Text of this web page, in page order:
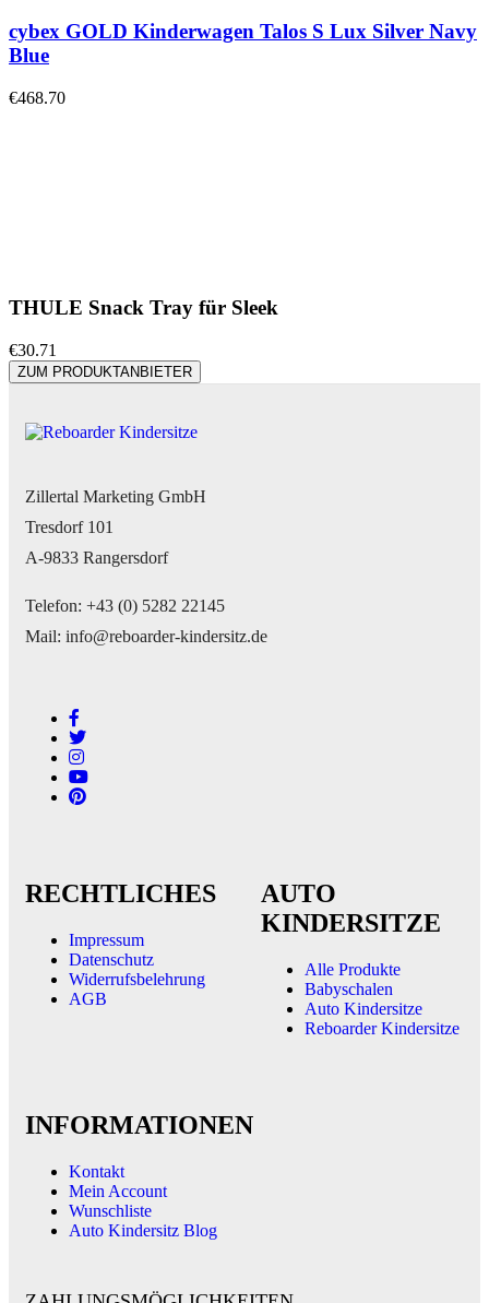
cybex GOLD Kinderwagen Talos S Lux Silver Navy
Blue
€468.70
THULE Snack Tray für Sleek
€30.71
ZUM PRODUKTANBIETER
Zillertal Marketing GmbH
Tresdorf 101
A-9833 Rangersdorf
Telefon: +43 (0) 5282 22145
Mail: info@reboarder-kindersitz.de
RECHTLICHES
Impressum
Datenschutz
Widerrufsbelehrung
AGB
AUTO
KINDERSITZE
Alle Produkte
Babyschalen
Auto Kindersitze
Reboarder Kindersitze
INFORMATIONEN
Kontakt
Mein Account
Wunschliste
Auto Kindersitz Blog